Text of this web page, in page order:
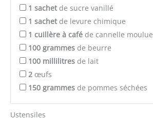
1 sachet de sucre vanillé
1 sachet de levure chimique
1 cuillère à café de cannelle moulue
100 grammes de beurre
100 millilitres de lait
2 œufs
150 grammes de pommes séchées
Ustensiles